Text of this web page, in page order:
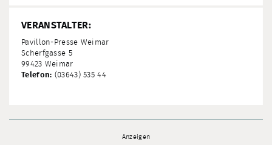
VERANSTALTER:
Pavillon-Presse Weimar
Scherfgasse 5
99423 Weimar
Telefon: (03643) 535 44
Anzeigen